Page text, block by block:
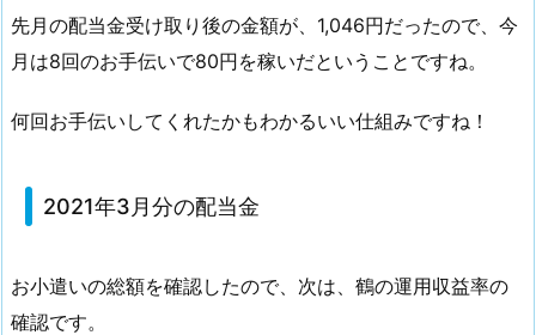
金
渡
た
果
先月の配当金受け取り後の金額が、1,046円だったので、今
月は8回のお手伝いで80円を稼いだということですね。
何回お手伝いしてくれたかもわかるいい仕組みですね！
2021年3月分の配当金
お小遣いの総額を確認したので、次は、鶴の運用収益率の
確認です。